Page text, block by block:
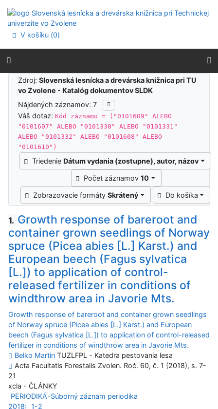
Prejsť na menu
Prehlásenie o webovej prístupnosti
V košíku (0)
Výsledky vyhľadávania
Zdroj:Slovenská lesnícka a drevárska knižnica pri TU
vo Zvolene - Katalóg dokumentov SLDK
Nájdených záznamov: 7
Váš dotaz:Kód záznamu = ("0101609" ALEBO
"0101607" ALEBO "0101330" ALEBO "0101331"
ALEBO "0101332" ALEBO "0101608" ALEBO
"0101610")
Triedenie Dátum vydania (zostupne), autor, názov
Počet záznamov10
Zobrazovacie formátySkrátený Do košíka
1. Growth response of bareroot and
container grown seedlings of Norway
spruce (Picea abies [L.] Karst.) and
European beech (Fagus sylvatica
[L.]) to application of control-
released fertilizer in conditions of
windthrow area in Javorie Mts.
Growth response of bareroot and container grown seedlings
of Norway spruce (Picea abies [L.] Karst.) and European
beech (Fagus sylvatica [L.]) to application of control-released
fertilizer in conditions of windthrow area in Javorie Mts.
Belko Martin TUZLFPL - Katedra pestovania lesa
Acta Facultatis Forestalis Zvolen. Roč. 60, č. 1 (2018), s. 7-
21
xcla - ČLÁNKY
PERIODIKÁ-Súborný záznam periodika
2018:
1-2